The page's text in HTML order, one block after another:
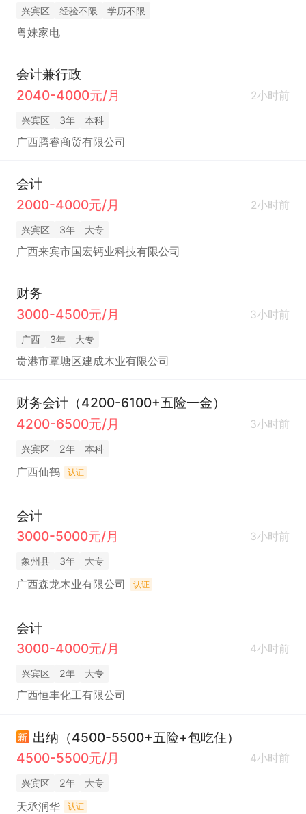
兴宾区 经验不限 学历不限
粤妹家电
会计兼行政
2040-4000元/月
2小时前
兴宾区 3年 本科
广西腾睿商贸有限公司
会计
2000-4000元/月
2小时前
兴宾区 3年 大专
广西来宾市国宏钙业科技有限公司
财务
3000-4500元/月
3小时前
广西 3年 大专
贵港市覃塘区建成木业有限公司
财务会计（4200-6100+五险一金）
4200-6500元/月
3小时前
兴宾区 2年 本科
广西仙鹤 认证
会计
3000-5000元/月
3小时前
象州县 3年 大专
广西森龙木业有限公司 认证
会计
3000-4000元/月
4小时前
兴宾区 2年 大专
广西恒丰化工有限公司
新 出纳（4500-5500+五险+包吃住）
4500-5500元/月
4小时前
兴宾区 2年 大专
天丞润华 认证